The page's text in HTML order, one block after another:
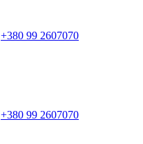
+380 99 2607070
+380 99 2607070